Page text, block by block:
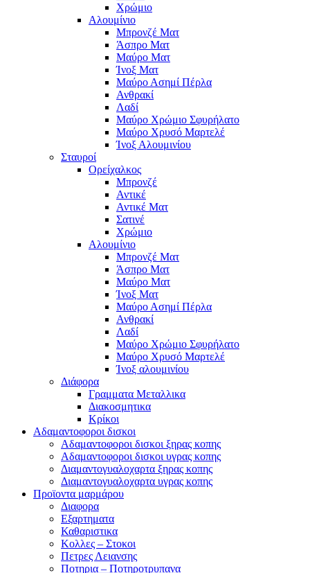
Χρώμιο
Αλουμίνιο
Μπρονζέ Ματ
Άσπρο Ματ
Μαύρο Ματ
Ίνοξ Ματ
Μαύρο Ασημί Πέρλα
Ανθρακί
Λαδί
Μαύρο Χρώμιο Σφυρήλατο
Μαύρο Χρυσό Μαρτελέ
Ίνοξ Αλουμινίου
Σταυροί
Ορείχαλκος
Μπρονζέ
Αντικέ
Αντικέ Ματ
Σατινέ
Χρώμιο
Αλουμίνιο
Μπρονζέ Ματ
Άσπρο Ματ
Μαύρο Ματ
Ίνοξ Ματ
Μαύρο Ασημί Πέρλα
Ανθρακί
Λαδί
Μαύρο Χρώμιο Σφυρήλατο
Μαύρο Χρυσό Μαρτελέ
Ίνοξ αλουμινίου
Διάφορα
Γραμματα Μεταλλικα
Διακοσμητικα
Κρίκοι
Αδαμαντοφοροι δισκοι
Αδαμαντοφοροι δισκοι ξηρας κοπης
Αδαμαντοφοροι δισκοι υγρας κοπης
Διαμαντογυαλοχαρτα ξηρας κοπης
Διαμαντογυαλοχαρτα υγρας κοπης
Προϊοντα μαρμάρου
Διαφορα
Εξαρτηματα
Καθαριστικα
Κολλες – Στοκοι
Πετρες Λειανσης
Ποτηρια – Ποτηροτρυπανα